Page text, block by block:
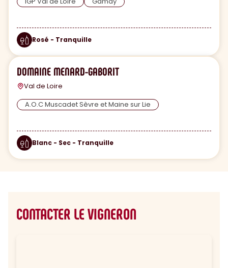
Rosé - Tranquille
DOMAINE MENARD-GABORIT
Val de Loire
A.O.C Muscadet Sèvre et Maine sur Lie
Blanc - Sec - Tranquille
CONTACTER LE VIGNERON